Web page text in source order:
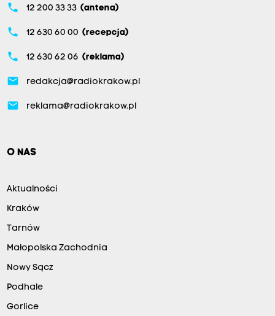
phone 12 200 33 33 (antena)
phone 12 630 60 00 (recepcja)
phone 12 630 62 06 (reklama)
email redakcja@radiokrakow.pl
email reklama@radiokrakow.pl
O NAS
Aktualności
Kraków
Tarnów
Małopolska Zachodnia
Nowy Sącz
Podhale
Gorlice